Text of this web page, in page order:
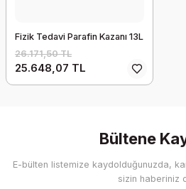
Fizik Tedavi Parafin Kazanı 13L
26.171,50 TL
25.648,07 TL
Bültene
E-bülten listemize kaydolduğunuzda,
sizin haberiniz